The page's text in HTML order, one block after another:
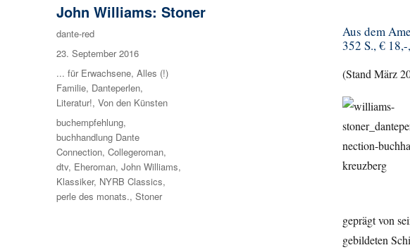
John Williams: Stoner
Aus dem
352 S., €
(Stand März
geprägt von
gebildeten
Autor
dante-red
Veröffentlicht
am
23. September 2016
Kategorien
... für Erwachsene,Alles (!)
Familie, Danteperlen,
Literatur!,Von den Künsten
Schlagwörter
buchempfehlung,
buchhandlung Dante
Connection,Collegeroman,
dtv, Eheroman,John Williams,
Klassiker, NYRB Classics,
perle des monats.,Stoner